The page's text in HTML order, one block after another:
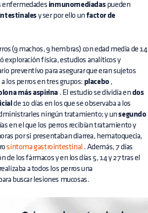
enfermedades inmunomediadaspueden
y ser por ello un factor de
(9 machos, 9 hembras) con edad media de 14
exploración física, estudios analíticos y
preventivo para asegurar que eran sujetos
los perros en tres grupos: placebo ,
más aspirina . El estudio se dividía en dos
de 10 días en los que se observaba a los
ningún tratamiento; y unsegundo
en el que los perros recibían tratamiento y
por si presentaban diarrea, hematoquecia,
síntoma gastrointestinal . Además, 7 días
de los fármacos y en los días 5, 14 y 27 tras el
a todos los perros una
buscar lesiones mucosas.